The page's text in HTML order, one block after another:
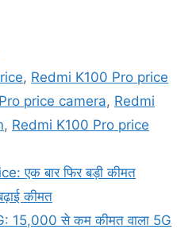
, Redmi K100 Pro price
price camera, Redmi
, Redmi K100 Pro price
एक बार फिर बड़ी कीमत
कीमत
15,000 से कम कीमत वाला 5G